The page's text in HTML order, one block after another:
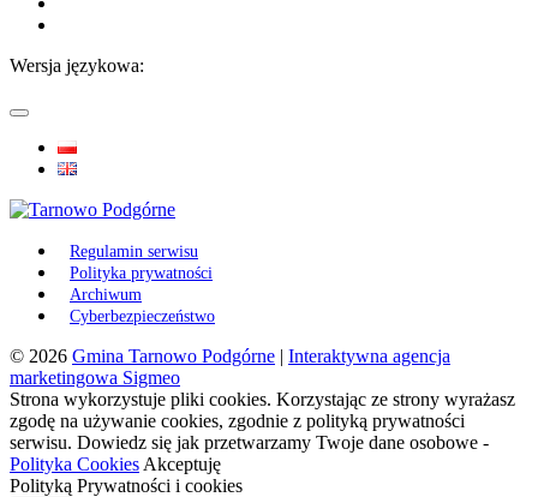
Wersja językowa:
Regulamin serwisu
Polityka prywatności
Archiwum
Cyberbezpieczeństwo
© 2026 Gmina Tarnowo Podgórne | Interaktywna agencja
marketingowa Sigmeo
Strona wykorzystuje pliki cookies. Korzystając ze strony wyrażasz
zgodę na używanie cookies, zgodnie z polityką prywatności
serwisu. Dowiedz się jak przetwarzamy Twoje dane osobowe -
Polityka Cookies Akceptuję
Polityką Prywatności i cookies